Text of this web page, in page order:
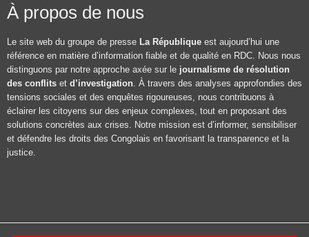
À propos de nous
Le site web du groupe de presse La République est aujourd’hui une
référence en matière d’information fiable et de qualité en RDC. Nous nous
distinguons par notre approche axée sur le journalisme de résolution
des conflits et d’investigation . À travers des analyses approfondies des
tensions sociales et des enquêtes rigoureuses, nous contribuons à
éclairer les citoyens sur des enjeux complexes, tout en proposant des
solutions concrètes aux crises. Notre mission est d’informer, sensibiliser
et défendre les droits des Congolais en favorisant la transparence et la
justice.